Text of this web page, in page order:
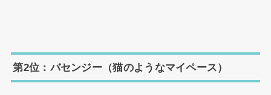
第2位：バセンジー（猫のようなマイペース）